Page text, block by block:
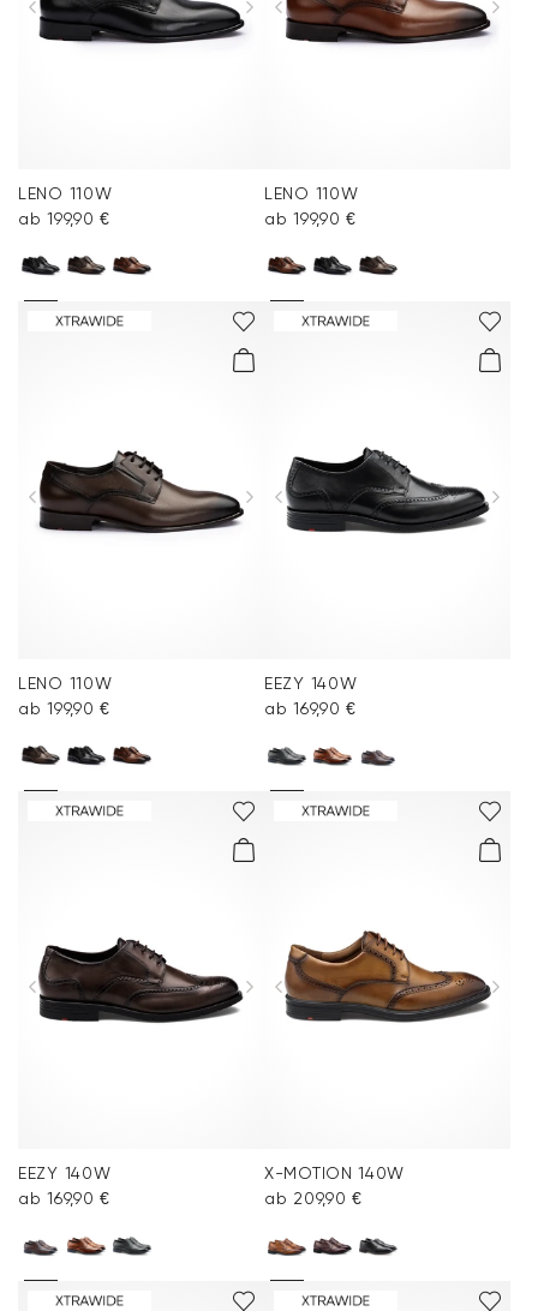
LENO 110W
ab 199,90 €
LENO 110W
ab 199,90 €
LENO 110W
ab 199,90 €
EEZY 140W
ab 169,90 €
EEZY 140W
ab 169,90 €
X-MOTION 140W
ab 209,90 €